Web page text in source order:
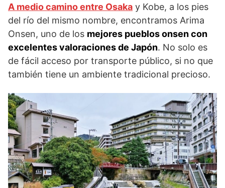
A medio camino entre Osaka y Kobe, a los pies
del río del mismo nombre, encontramos Arima
Onsen, uno de los mejores pueblos onsen con
excelentes valoraciones de Japón. No solo es
de fácil acceso por transporte público, si no que
también tiene un ambiente tradicional precioso.